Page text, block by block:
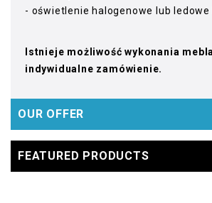
- oświetlenie halogenowe lub
Istnieje możliwość wykonania
indywidualne zamówienie.
OUR OFFER
FEATURED PRODUCTS